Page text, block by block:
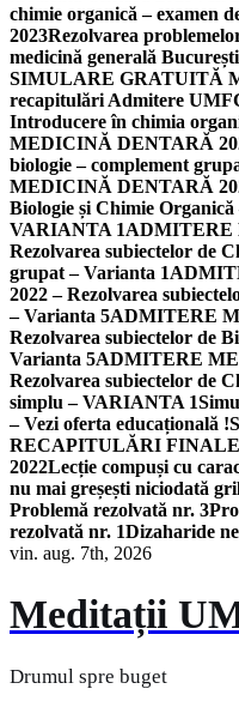
chimie organică – examen
2023Rezolvarea
medicină generală
SIMULARE GRATUITĂ
recapitulări Admitere
Introducere în chimia
MEDICINĂ DENTARĂ
biologie – complement
MEDICINĂ DENTARĂ
Biologie și Chimie
VARIANTA 1ADMITERE
Rezolvarea subiectelor de
grupat – Varianta 1
2022 – Rezolvarea
– Varianta 5ADMITERE
Rezolvarea subiectelor de
Varianta 5ADMITERE
Rezolvarea subiectelor de
simplu – VARIANTA 1
– Vezi oferta educațională !
RECAPITULĂRI
2022Lecție compuși cu
nu mai greșești niciodată
Problemă rezolvată nr. 3
rezolvată nr. 1Dizaharide
vin. aug. 7th, 2026
Meditații
Drumul spre buget